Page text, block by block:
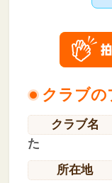
クラブの
クラブ名
た
所在地